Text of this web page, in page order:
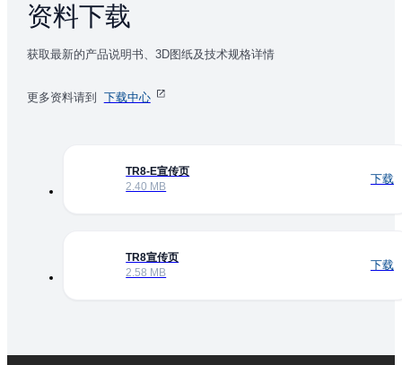
资料下载
获取最新的产品说明书、3D图纸及技术规格详情
更多资料请到 下载中心
TR8-E宣传页
2.40 MB
下载
TR8宣传页
2.58 MB
下载